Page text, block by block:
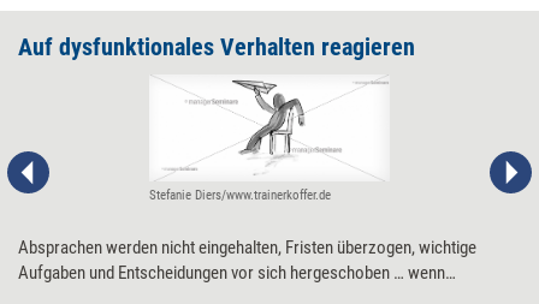
Auf dysfunktionales Verhalten reagieren
Stefanie Diers/www.trainerkoffer.de
Absprachen werden nicht eingehalten, Fristen überzogen, wichtige
Aufgaben und Entscheidungen vor sich hergeschoben … wenn